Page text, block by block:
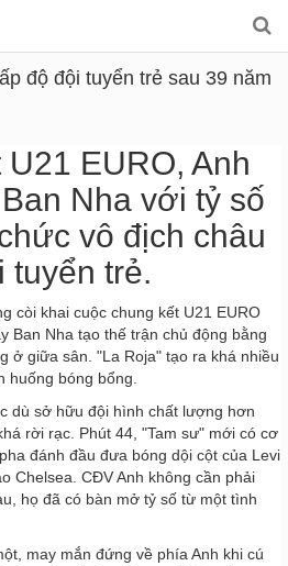
độ đội tuyển trẻ sau 39 năm
EURO, Anh
Nha với tỷ số
vô địch châu
tuyển trẻ.
còi khai cuộc chung kết U21 EURO
Ban Nha tạo thế trận chủ động bằng
ở giữa sân. "La Roja" tạo ra khá nhiều
bóng bổng.
dù sở hữu đội hình chất lượng hơn
rời rạc. Phút 44, "Tam sư" mới có cơ
đánh đầu đưa bóng dội cột của Levi
Chelsea. CĐV Anh không cần phải
họ đã có bàn mở tỷ số từ một tình
may mắn đứng về phía Anh khi cú